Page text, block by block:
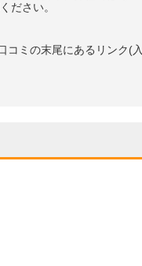
ださい。
コミの末尾にあるリンク(